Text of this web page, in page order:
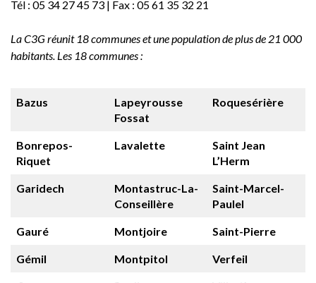
Tél : 05 34 27 45 73 | Fax : 05 61 35 32 21
La C3G réunit 18 communes et une population de plus de 21 000
habitants. Les 18 communes :
Bazus
Lapeyrousse
Fossat
Roquesérière
Bonrepos-
Riquet
Lavalette
Saint Jean
L’Herm
Garidech
Montastruc-La-
Conseillère
Saint-Marcel-
Paulel
Gauré Montjoire Saint-Pierre
Gémil Montpitol Verfeil